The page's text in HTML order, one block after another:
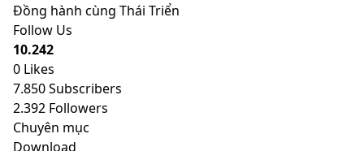
Đồng hành cùng Thái Triển
Follow Us
10.242
0 Likes
7.850Subscribers
2.392 Followers
Chuyên mục
Download